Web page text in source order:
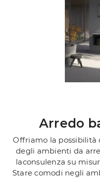
Arredo
Offriamo la possibilità
degli ambienti da
laconsulenza su
Stare comodi negli